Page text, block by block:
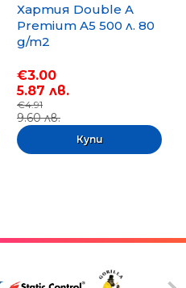
Хартия Double A
Premium A5 500 л. 80
g/m2
€3.00
5.87 лв.
€4.91
9.60 лв.